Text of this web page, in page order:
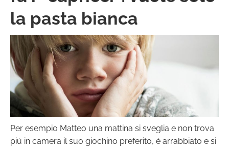
la pasta bianca
Per esempio Matteo una mattina si sveglia e non trova
più in camera il suo giochino preferito, è arrabbiato e si